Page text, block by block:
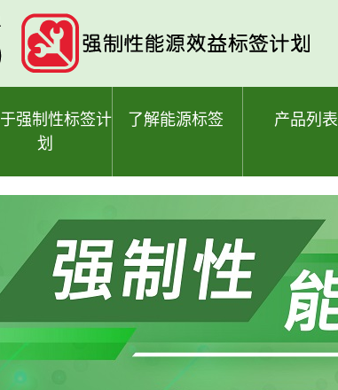
强制性标签计
划
了解能源标签 产品列表